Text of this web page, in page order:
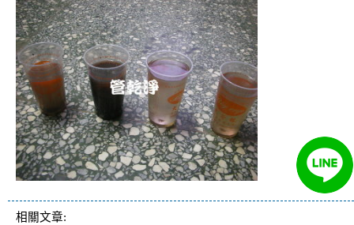
清洗水管 洗水管 水管清洗 熱水忽冷忽熱 水量變小
相關文章: